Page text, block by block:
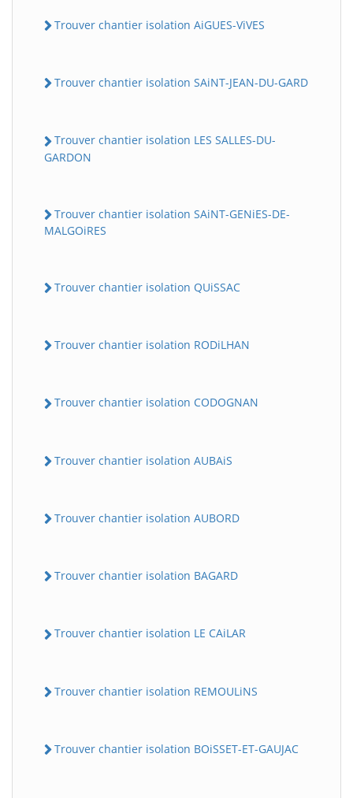
Trouver chantier isolation AiGUES-ViVES
Trouver chantier isolation SAiNT-JEAN-DU-GARD
Trouver chantier isolation LES SALLES-DU-
GARDON
Trouver chantier isolation SAiNT-GENiES-DE-
MALGOiRES
Trouver chantier isolation QUiSSAC
Trouver chantier isolation RODiLHAN
Trouver chantier isolation CODOGNAN
Trouver chantier isolation AUBAiS
Trouver chantier isolation AUBORD
Trouver chantier isolation BAGARD
Trouver chantier isolation LE CAiLAR
Trouver chantier isolation REMOULiNS
Trouver chantier isolation BOiSSET-ET-GAUJAC